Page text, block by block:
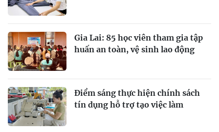
Gia Lai: 85 học viên tham gia tập
huấn an toàn, vệ sinh lao động
Điểm sáng thực hiện chính sách
tín dụng hỗ trợ tạo việc làm